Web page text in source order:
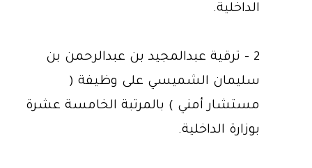
الداخلية.
2 - ترقية عبدالمجيد بن عبدالرحمن بن
سليمان الشميسي على وظيفة (
مستشار أمني ) بالمرتبة الخامسة عشرة
بوزارة الداخلية.